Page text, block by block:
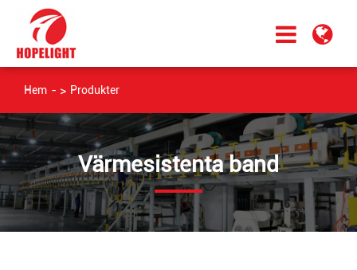
Hem Produkter
Värmesistenta band